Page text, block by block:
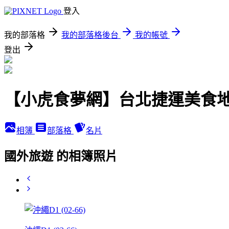
登入
我的部落格 我的部落格後台
我的帳號
登出
【小虎食夢網】台北捷運美食
相簿 部落格 名片
國外旅遊 的相簿照片